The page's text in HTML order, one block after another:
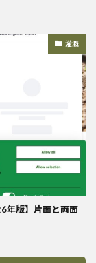
灌漑
年版】片面と両面